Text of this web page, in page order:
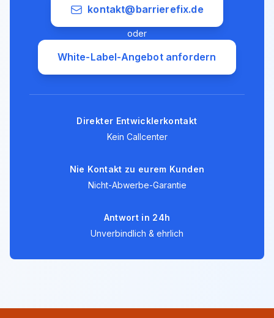
kontakt@barrierefix.de
oder
White-Label-Angebot anfordern
Direkter Entwicklerkontakt
Kein Callcenter
Nie Kontakt zu eurem Kunden
Nicht-Abwerbe-Garantie
Antwort in 24h
Unverbindlich & ehrlich